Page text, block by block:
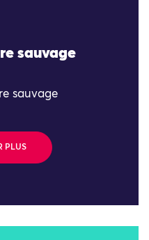
sauvage
sauvage
PLUS